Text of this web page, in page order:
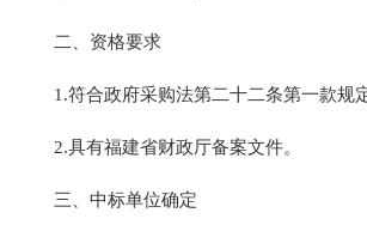
二、资格要求
1.符合政府采购法第二十二条第一款规定
2.具有福建省财政厅备案文件。
三、中标单位确定